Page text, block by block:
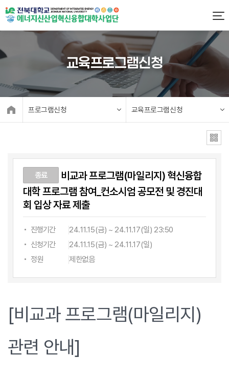
교육프로그램신청
프로그램신청 교육프로그램신청
종료
비교과 프로그램(마일리지) 혁신융합
대학 프로그램 참여_컨소시엄 공모전 및 경진대
회 입상 자료 제출
진행기간
24.11.15(금) ~ 24.11.17(일) 23:50
신청기간
24.11.15(금) ~ 24.11.17(일)
정원
제한없음
[비교과 프로그램(마일리지)
관련 안내]